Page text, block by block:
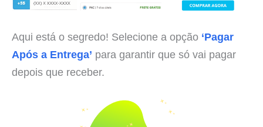
Aqui está o segredo! Selecione a opção ‘Pagar
Após a Entrega’ para garantir que só vai pagar
depois que receber.